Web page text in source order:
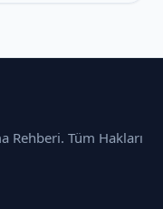
Rehberi. Tüm Hakları